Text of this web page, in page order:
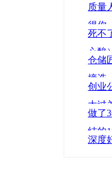
质量
得你
死不
心酸）
仓储
摘选
创业
太过
做了
结的
深度